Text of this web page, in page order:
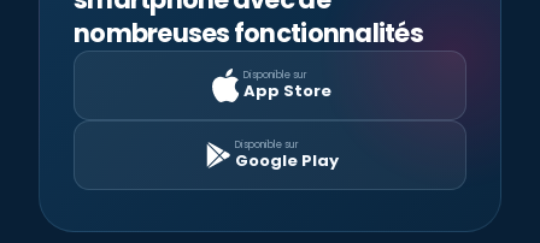
nombreuses fonctionnalités
Disponible sur
App Store
Disponible sur
Google Play